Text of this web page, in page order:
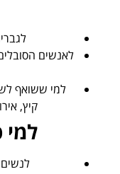
לאנשים
למי ששואף
קיץ,